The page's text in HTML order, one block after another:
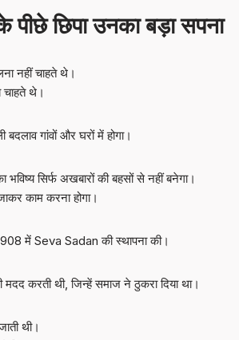
छिपा उनका बड़ा सपना
नहीं चाहते थे।
चाहते थे।
गांवों और घरों में होगा।
भविष्य सिर्फ अखबारों की बहसों से नहीं बनेगा।
काम करना होगा।
में Seva Sadan की स्थापना की।
करती थी, जिन्हें समाज ने ठुकरा दिया था।
थी।